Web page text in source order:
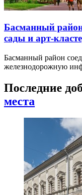
Басманный
сады и арт-
Басманный район
железнодорожную
Последние
места